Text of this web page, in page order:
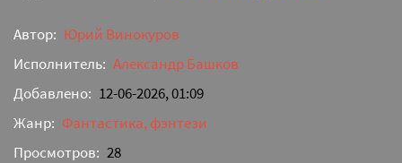
Автор: Юрий Винокуров
Исполнитель: Александр Башков
Добавлено: 12-06-2026, 01:09
Жанр: Фантастика, фэнтези
Просмотров: 28